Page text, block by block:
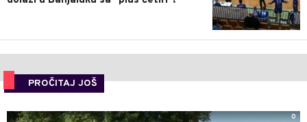
PROČITAJ JOŠ
0